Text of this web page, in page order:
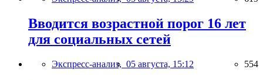
Вводится возрастной порог 16 лет
для социальных сетей
Экспресс-анализ, 05 августа, 15:12 554